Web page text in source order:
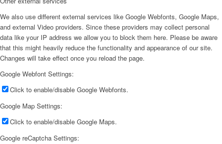
We also use different external services like Google Webfonts, Google Maps,
and external Video providers. Since these providers may collect personal
data like your IP address we allow you to block them here. Please be aware
that this might heavily reduce the functionality and appearance of our site.
Changes will take effect once you reload the page.
Google Webfont Settings:
Click to enable/disable Google Webfonts.
Google Map Settings:
Click to enable/disable Google Maps.
Google reCaptcha Settings: